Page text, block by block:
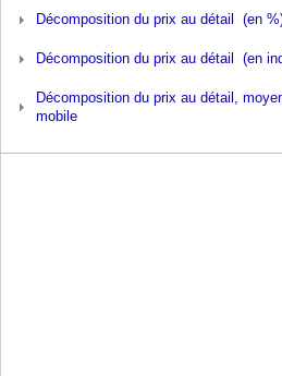
Décomposition du prix au détail (en
Décomposition du prix au détail (en
Décomposition du prix au détail,
mobile